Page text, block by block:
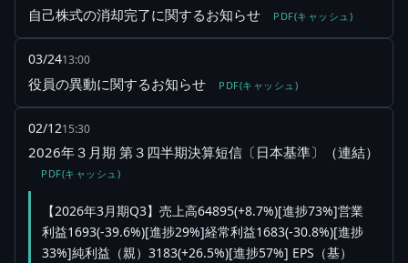
自己株式の消却完了に関するお知らせ PDF(キャッシュ)
03/2413:00
役員の異動に関するお知らせ PDF(キャッシュ)
02/1215:30
2026年３月期 第３四半期決算短信〔日本基準〕（連結）
PDF(キャッシュ)
【2026年3月期Q3】売上高64895(+8.7%)[進捗73%]営業
利益1693(-39.6%)[進捗29%]経常利益1683(-30.8%)[進捗
33%]純利益（親）3183(+26.5%)[進捗57%] EPS（基）